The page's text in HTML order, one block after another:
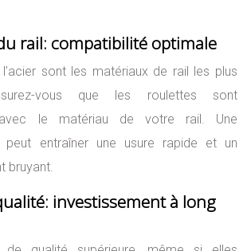
rail: compatibilité optimale
l’acier sont les matériaux de rail les plus
vous que les roulettes sont
le matériau de votre rail. Une
peut entraîner une usure rapide et un
bruyant.
investissement à long